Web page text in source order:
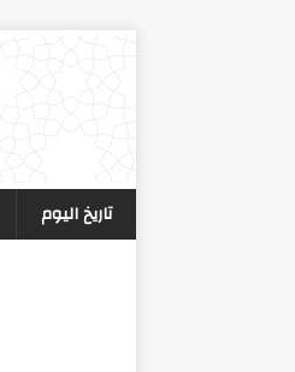
تاريخ اليوم